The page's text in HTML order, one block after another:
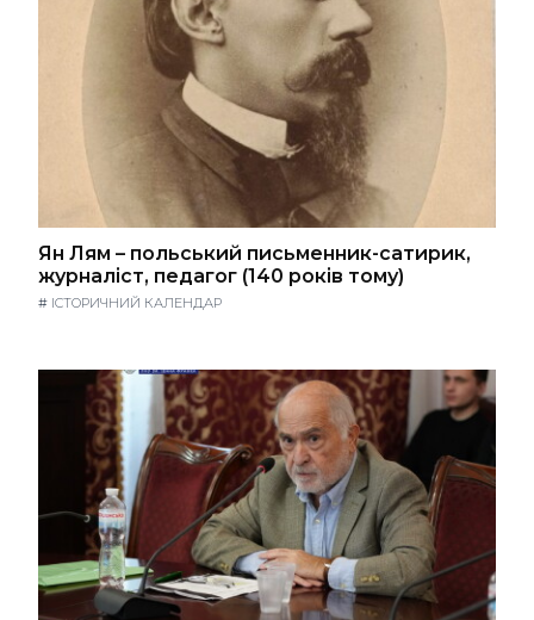
Ян Лям – польський письменник-сатирик,
журналіст, педагог (140 років тому)
# ІСТОРИЧНИЙ КАЛЕНДАР